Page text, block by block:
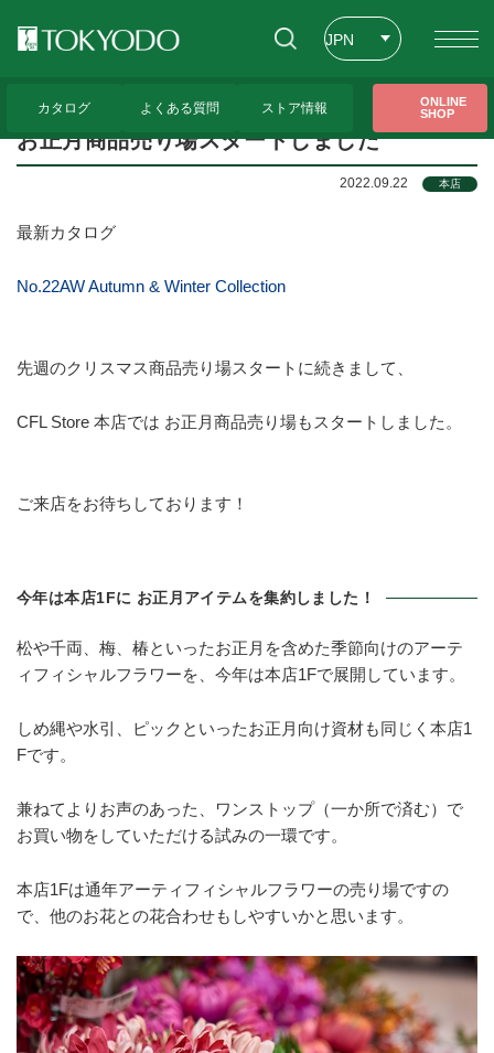
JPN
カタログ よくある質問 ストア情報
ONLINE
SHOP
お正月商品売り場スタートしました
お正月商品売り場スタートしました
2022.09.22 本店
最新カタログ
No.22AW Autumn & Winter Collection
先週のクリスマス商品売り場スタートに続きまして、
CFL Store 本店では お正月商品売り場もスタートしました。
ご来店をお待ちしております！
今年は本店1Fに お正月アイテムを集約しました！
松や千両、梅、椿といったお正月を含めた季節向けのアーテ
ィフィシャルフラワーを、今年は本店1Fで展開しています。
しめ縄や水引、ピックといったお正月向け資材も同じく本店1
Fです。
兼ねてよりお声のあった、ワンストップ（一か所で済む）で
お買い物をしていただける試みの一環です。
本店1Fは通年アーティフィシャルフラワーの売り場ですの
で、他のお花との花合わせもしやすいかと思います。